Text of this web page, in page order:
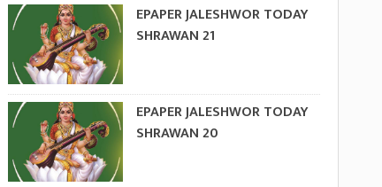
EPAPER JALESHWOR TODAY
SHRAWAN 21
EPAPER JALESHWOR TODAY
SHRAWAN 20